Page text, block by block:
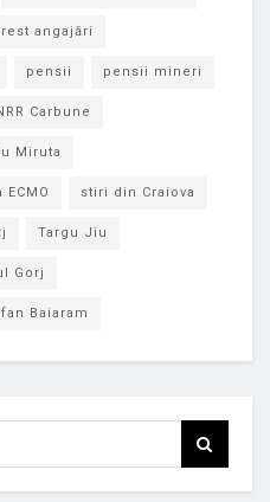
angajări
pensii pensii mineri
Carbune
Miruta
stiri din Craiova
Targu Jiu
Gorj
Baiaram